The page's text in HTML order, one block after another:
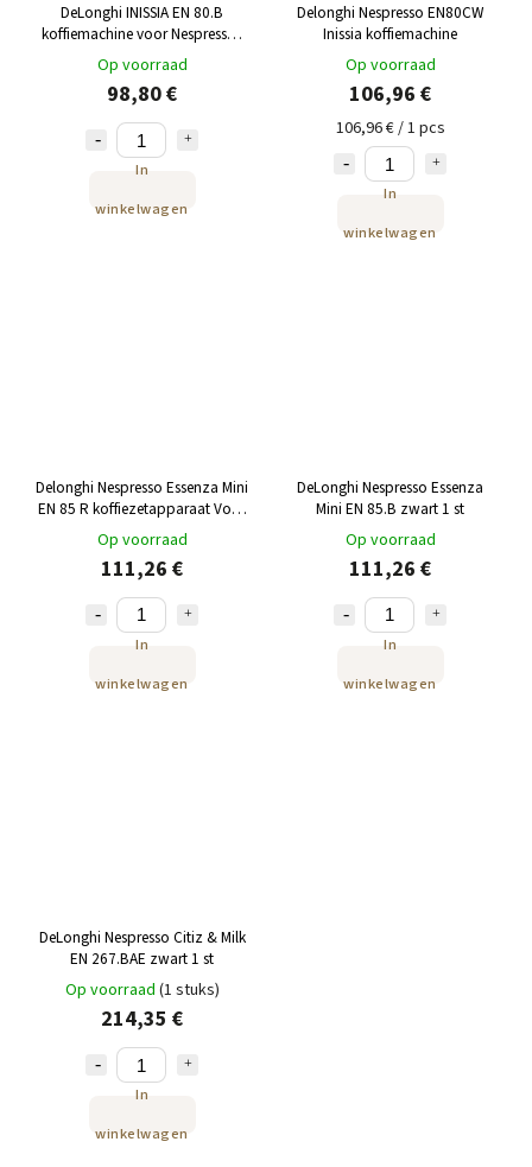
DeLonghi INISSIA EN 80.B
koffiemachine voor Nespresso®
capsules 1 st
Op voorraad
98,80 €
In
winkelwagen
Delonghi Nespresso EN80CW
Inissia koffiemachine
Op voorraad
106,96 €
106,96 € / 1 pcs
In
winkelwagen
Delonghi Nespresso Essenza Mini
EN 85 R koffiezetapparaatVoor
geweldige koffiemomenten
Op voorraad
111,26 €
In
winkelwagen
DeLonghi Nespresso Essenza
Mini EN 85.B zwart 1 st
Op voorraad
111,26 €
In
winkelwagen
DeLonghi Nespresso Citiz & Milk
EN 267.BAE zwart 1 st
Op voorraad (1 stuks)
214,35 €
In
winkelwagen